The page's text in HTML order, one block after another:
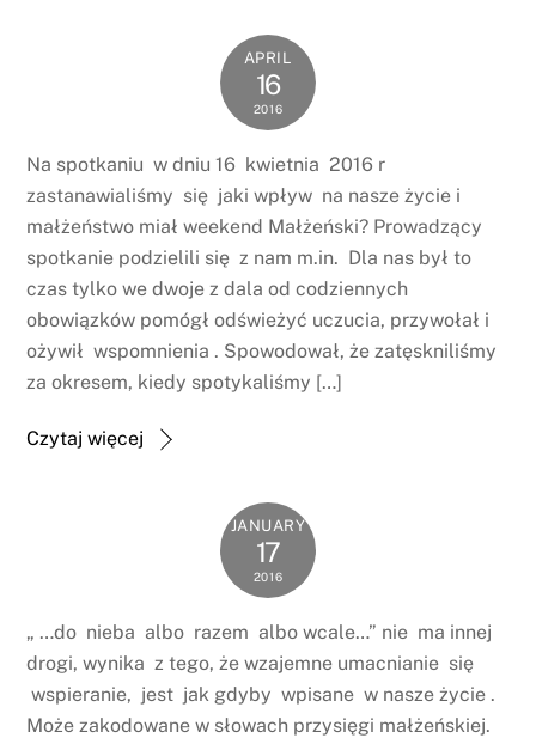
APRIL
16
2016
Na spotkaniu w dniu 16 kwietnia 2016 r
zastanawialiśmy się jaki wpływ na nasze życie i
małżeństwo miał weekend Małżeński? Prowadzący
spotkanie podzielili się z nam m.in. Dla nas był to
czas tylko we dwoje z dala od codziennych
obowiązków pomógł odświeżyć uczucia, przywołał i
ożywił wspomnienia . Spowodował, że zatęskniliśmy
za okresem, kiedy spotykaliśmy […]
Czytaj więcej
JANUARY
17
2016
„ …do nieba albo razem albo wcale…” nie ma innej
drogi, wynika z tego, że wzajemne umacnianie się
wspieranie, jest jak gdyby wpisane w nasze życie .
Może zakodowane w słowach przysięgi małżeńskiej.